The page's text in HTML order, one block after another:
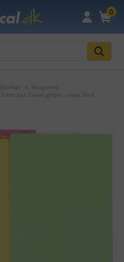
0
Mosgummi
mm, ass. farver, glitter - neon, 5ark